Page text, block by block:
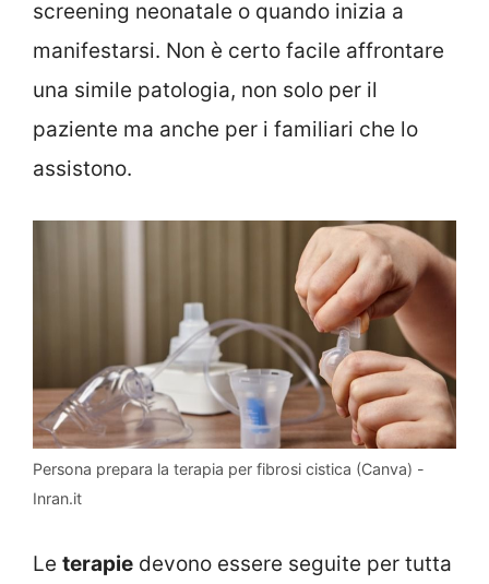
screening neonatale o quando inizia a
manifestarsi. Non è certo facile affrontare
una simile patologia, non solo per il
paziente ma anche per i familiari che lo
assistono.
Persona prepara la terapia per fibrosi cistica (Canva) -
Inran.it
Le terapie devono essere seguite per tutta